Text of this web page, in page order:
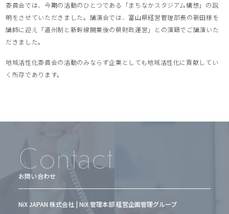
委員会では、今期の活動のひとつである「まちなかスタジアム構想」の説
明をさせていただきました。講演会では、富山県経営管理部長の新田様を
講師に迎え「道州制と新幹線開業後の県財政運営」との演題でご講演いた
だきました。
地域活性化委員会の活動のみならず企業としても地域活性化に貢献してい
く所存であります。
Contact
お問い合わせ
NiX JAPAN 株式会社 | NiX 管理本部 経営企画管理グループ